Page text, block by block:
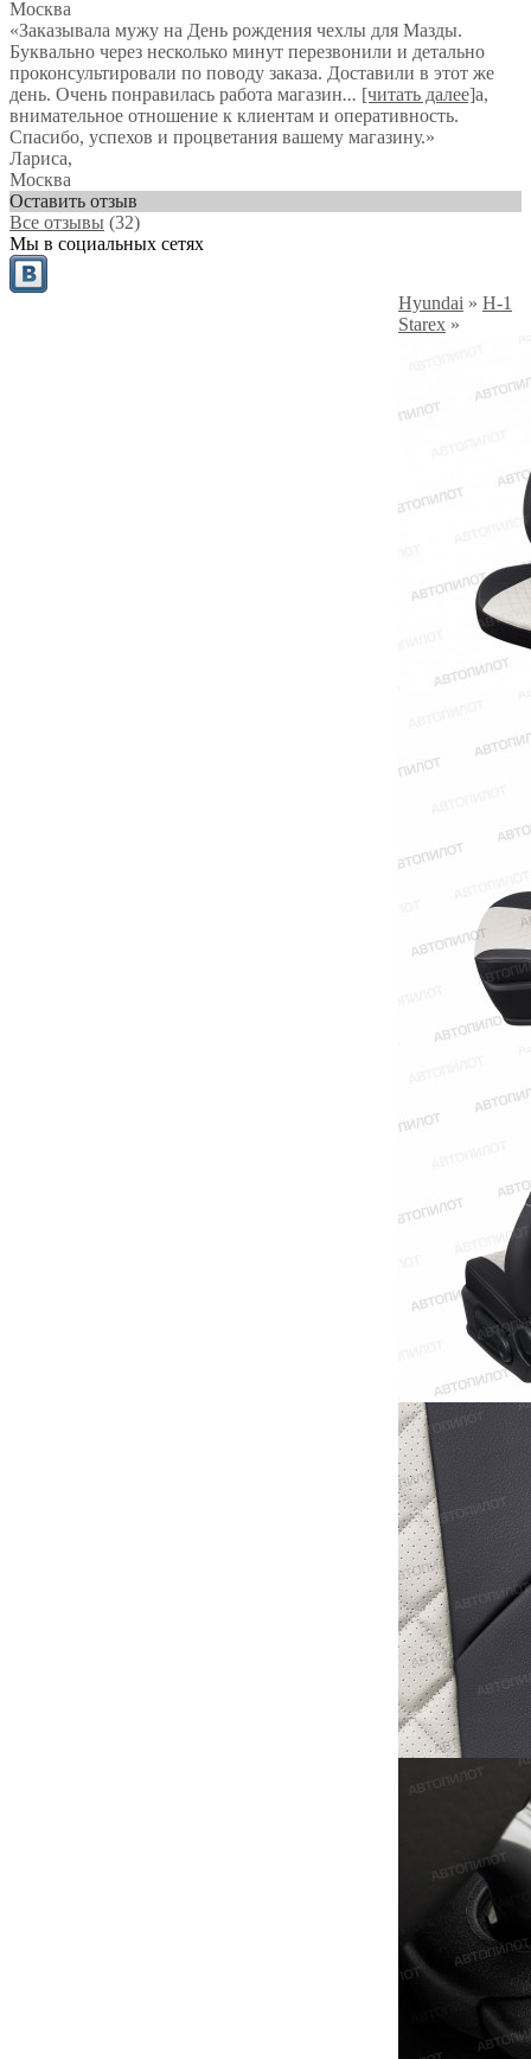
Москва
«Заказывала мужу на День рождения чехлы для Мазды.
Буквально через несколько минут перезвонили и детально
проконсультировали по поводу заказа. Доставили в этот же
день. Очень понравилась работа магазин... [читать далее]а,
внимательное отношение к клиентам и оперативность.
Спасибо, успехов и процветания вашему магазину.»
Лариса,
Москва
Оставить отзыв
Все отзывы (32)
Мы в социальных сетях
Hyundai » H-1
Starex »